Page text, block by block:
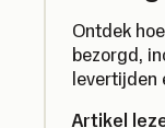
Ontdek
bezorgd,
levertijden
Artikel